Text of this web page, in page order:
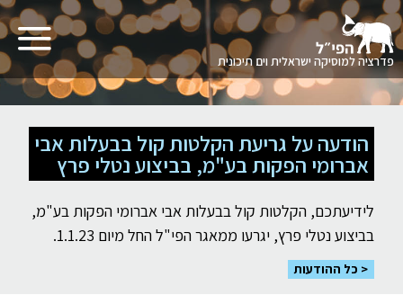
דלגו
פדרציה למוסיקה ישראלית וים תיכונית
תפריט
הודעה על גריעת הקלטות קול בבעלות אבי
אברומי הפקות בע"מ, בביצוע נטלי פרץ
לידיעתכם, הקלטות קול בבעלות אבי אברומי הפקות בע"מ,
בביצוע נטלי פרץ, יגרעו ממאגר הפי"ל החל מיום 1.1.23.
כל ההודעות